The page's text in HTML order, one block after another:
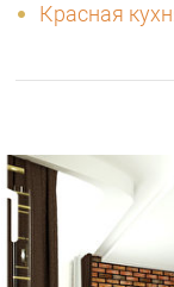
Красная